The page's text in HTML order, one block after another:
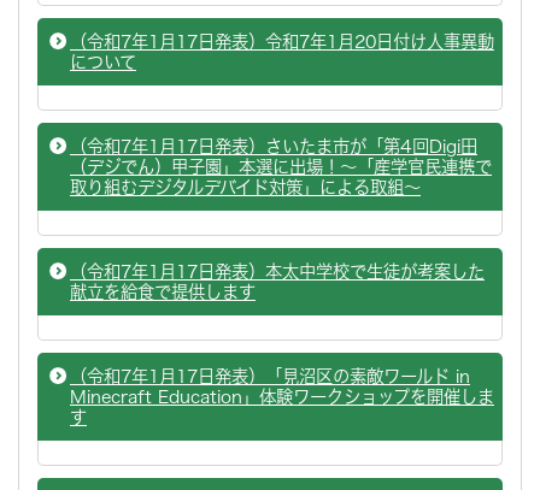
（令和7年1月17日発表）令和7年1月20日付け人事異動
について
（令和7年1月17日発表）さいたま市が「第4回Digi田
（デジでん）甲子園」本選に出場！～「産学官民連携で
取り組むデジタルデバイド対策」による取組～
（令和7年1月17日発表）本太中学校で生徒が考案した
献立を給食で提供します
（令和7年1月17日発表）「見沼区の素敵ワールド in
Minecraft Education」体験ワークショップを開催しま
す